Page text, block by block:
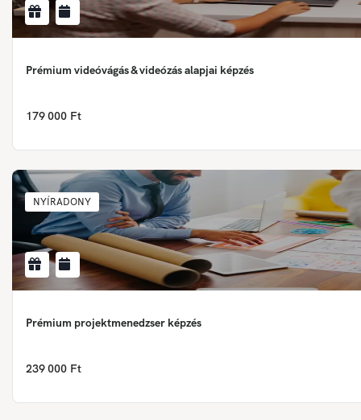
Prémium videóvágás & videózás alapjai képzés
179 000 Ft
NYÍRADONY
Prémium projektmenedzser képzés
239 000 Ft